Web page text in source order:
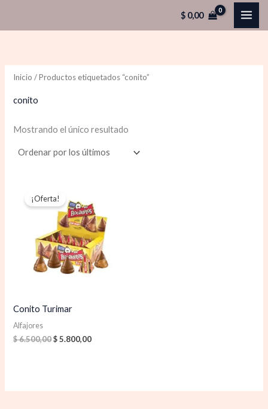
$0,00
Inicio / Productos etiquetados “conito”
conito
Mostrando el único resultado
¡Oferta!
Conito Turimar
Alfajores
$6.500,00
precio
original
era:
$ 6.500,00.
$5.800,00
actual
es:
$ 5.800,00.